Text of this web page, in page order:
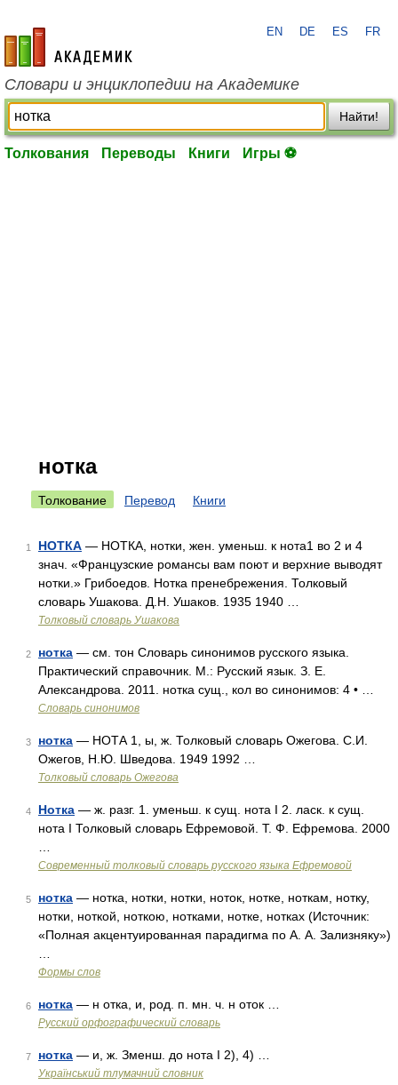
academic.ru
EN DE ES FR
Словари и энциклопедии на Академике
Найти!
Толкования Переводы Книги Игры ⚽
нотка
Толкование Перевод Книги
1 НОТКА — НОТКА, нотки, жен. уменьш. к нота1 во 2 и 4
знач. «Французские романсы вам поют и верхние выводят
нотки.» Грибоедов. Нотка пренебрежения. Толковый
словарь Ушакова. Д.Н. Ушаков. 1935 1940 …
Толковый словарь Ушакова
2 нотка — см. тон Словарь синонимов русского языка.
Практический справочник. М.: Русский язык. З. Е.
Александрова. 2011. нотка сущ., кол во синонимов: 4 • …
Словарь синонимов
3 нотка — НОТА 1, ы, ж. Толковый словарь Ожегова. С.И.
Ожегов, Н.Ю. Шведова. 1949 1992 …
Толковый словарь Ожегова
4 Нотка — ж. разг. 1. уменьш. к сущ. нота I 2. ласк. к сущ.
нота I Толковый словарь Ефремовой. Т. Ф. Ефремова. 2000
Современный толковый словарь русского языка Ефремовой
5 нотка — нотка, нотки, нотки, ноток, нотке, ноткам, нотку,
нотки, ноткой, ноткою, нотками, нотке, нотках (Источник:
«Полная акцентуированная парадигма по А. А. Зализняку»)
Формы слов
6 нотка — н отка, и, род. п. мн. ч. н оток …
Русский орфографический словарь
7 нотка — и, ж. Зменш. до нота I 2), 4) …
Український тлумачний словник